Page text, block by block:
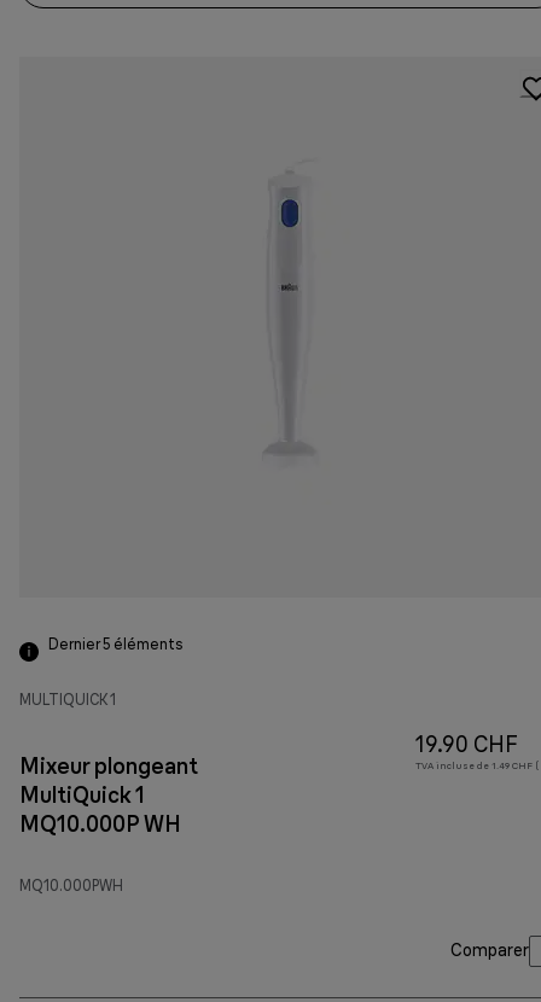
Dernier 5 éléments
MULTIQUICK 1
Mixeur plongeant
MultiQuick 1
MQ10.000P WH
MQ10.000PWH
19.90 CHF
TVA incluse de 1.49 CHF (
Comparer